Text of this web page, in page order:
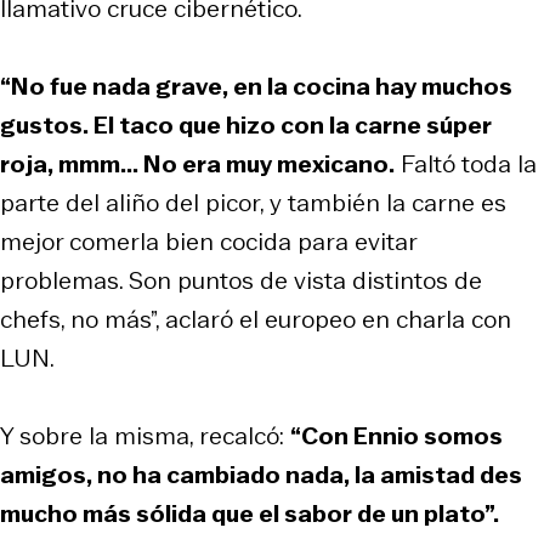
llamativo cruce cibernético.
“No fue nada grave, en la cocina hay muchos
gustos. El taco que hizo con la carne súper
roja, mmm... No era muy mexicano. Faltó toda la
parte del aliño del picor, y también la carne es
mejor comerla bien cocida para evitar
problemas. Son puntos de vista distintos de
chefs, no más”, aclaró el europeo en charla con
LUN.
Y sobre la misma, recalcó: “Con Ennio somos
amigos, no ha cambiado nada, la amistad des
mucho más sólida que el sabor de un plato”.